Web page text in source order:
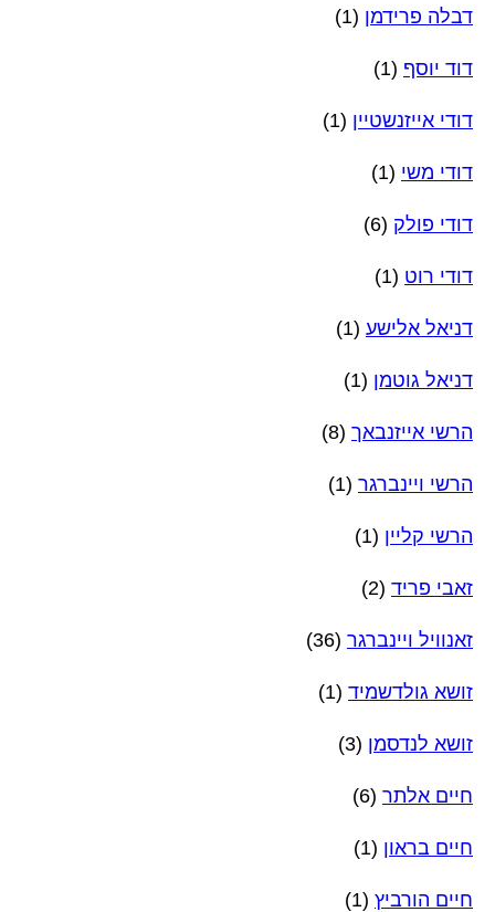
דבלה פרידמן (1)
דוד יוסף (1)
דודי אייזנשטיין (1)
דודי משי (1)
דודי פולק (6)
דודי רוט (1)
דניאל אלישע (1)
דניאל גוטמן (1)
הרשי אייזנבאך (8)
הרשי ויינברגר (1)
הרשי קליין (1)
זאבי פריד (2)
זאנוויל ויינברגר (36)
זושא גולדשמיד (1)
זושא לנדסמן (3)
חיים אלתר (6)
חיים בראון (1)
חיים הורביץ (1)